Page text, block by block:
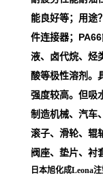
能良好等；用途
件连接器；
液、卤代烷、烃
酸等极性溶剂。
强度较高。但吸
制造机械、汽车
滚子、滑轮、辊
阀座、垫片、衬
日本旭化成Leona